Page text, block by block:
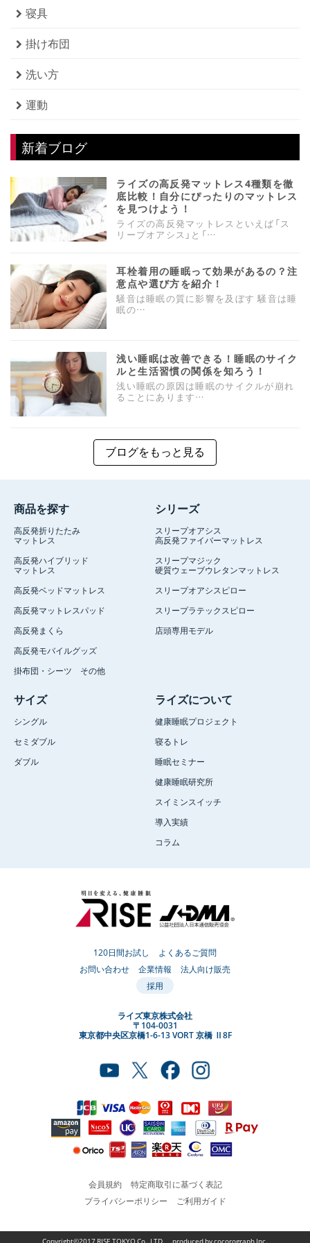
寝具
掛け布団
洗い方
運動
新着ブログ
ライズの高反発マットレス4種類を徹
底比較！自分にぴったりのマットレス
を見つけよう！
ライズの高反発マットレスといえば「ス
リープオアシス」と「…
耳栓着用の睡眠って効果があるの？注
意点や選び方を紹介！
騒音は睡眠の質に影響を及ぼす 騒音は睡
眠の…
浅い睡眠は改善できる！睡眠のサイク
ルと生活習慣の関係を知ろう！
浅い睡眠の原因は睡眠のサイクルが崩れ
ることにあります…
ブログをもっと見る
商品を探す
高反発折りたたみ
マットレス
高反発ハイブリッド
マットレス
高反発ベッドマットレス
高反発マットレスパッド
高反発まくら
高反発モバイルグッズ
掛布団・シーツ その他
シリーズ
スリープオアシス
高反発ファイバーマットレス
スリープマジック
硬質ウェーブウレタンマットレス
スリープオアシスピロー
スリープラテックスピロー
店頭専用モデル
サイズ
シングル
セミダブル
ダブル
ライズについて
健康睡眠プロジェクト
寝るトレ
睡眠セミナー
健康睡眠研究所
スイミンスイッチ
導入実績
コラム
120日間お試し
よくあるご質問
お問い合わせ
企業情報
法人向け販売
採用
ライズ東京株式会社
〒104-0031
東京都中央区京橋1-6-13 VORT 京橋 Ⅱ8F
会員規約
特定商取引に基づく表記
プライバシーポリシー
ご利用ガイド
Copyright©2017 RISE TOKYO Co,. LTD, produced bycocorograph Inc.